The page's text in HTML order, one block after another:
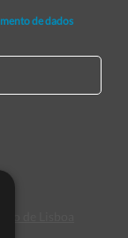
de dados
de Lisboa